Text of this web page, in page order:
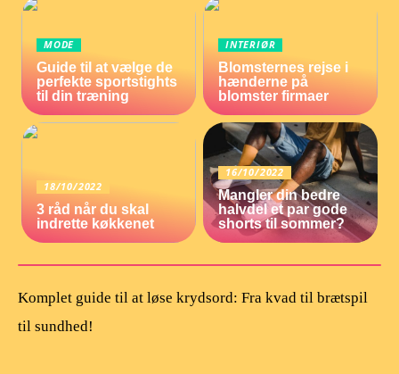
MODE
Guide til at vælge de
perfekte sportstights
til din træning
INTERIØR
Blomsternes rejse i
hænderne på
blomster firmaer
18/10/2022
3 råd når du skal
indrette køkkenet
16/10/2022
Mangler din bedre
halvdel et par gode
shorts til sommer?
Komplet guide til at løse krydsord: Fra kvad til brætspil
til sundhed!